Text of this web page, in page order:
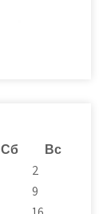
Сб
Вс
2
9